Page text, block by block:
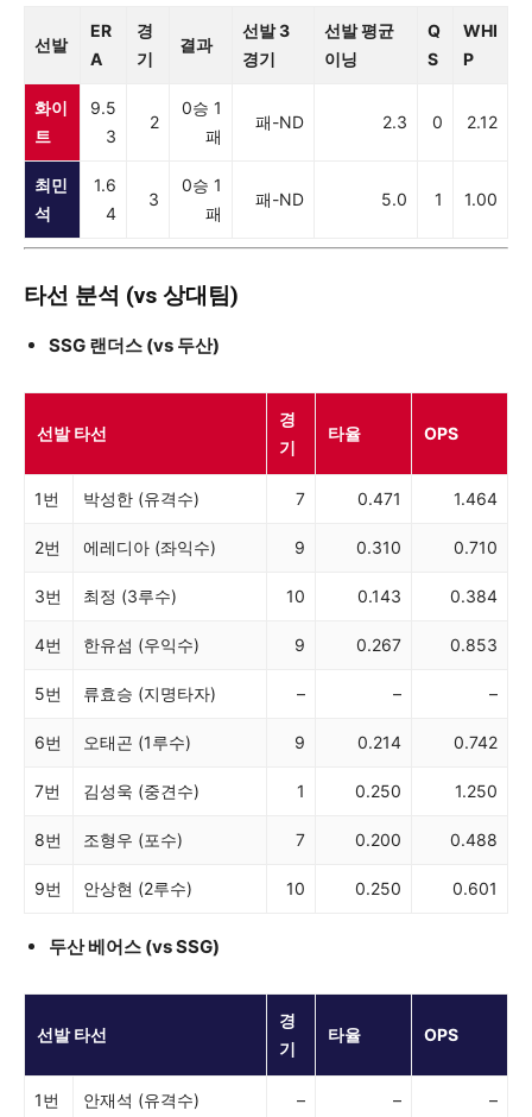
선발
ER
A
경
기
결과
선발 3
경기
선발 평균
이닝
Q
S
WHI
P
화이
트
9.5
3
2
0승 1
패
패-ND 2.3 0 2.12
최민
석
1.6
4
3
0승 1
패
패-ND 5.0 1 1.00
타선 분석 (vs 상대팀)
SSG 랜더스 (vs 두산)
선발 타선
경
기
타율 OPS
1번 박성한 (유격수) 7 0.471 1.464
2번 에레디아 (좌익수) 9 0.310 0.710
3번 최정 (3루수) 10 0.143 0.384
4번 한유섬 (우익수) 9 0.267 0.853
5번 류효승 (지명타자) – – –
6번 오태곤 (1루수) 9 0.214 0.742
7번 김성욱 (중견수) 1 0.250 1.250
8번 조형우 (포수) 7 0.200 0.488
9번 안상현 (2루수) 10 0.250 0.601
두산 베어스 (vs SSG)
선발 타선
경
기
타율 OPS
1번 안재석 (유격수) – – –